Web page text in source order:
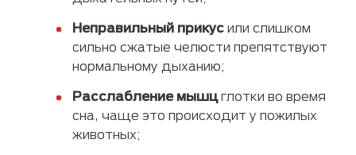
Неправильный прикус или слишком
сильно сжатые челюсти препятствуют
нормальному дыханию;
Расслабление мышц глотки во время
сна, чаще это происходит у пожилых
животных;